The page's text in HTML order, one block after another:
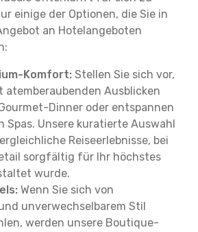
einige der Optionen, die Sie in
an Hotelangeboten
Komfort: Stellen Sie sich vor,
atemberaubenden Ausblicken
Dinner oder entspannen
Spas. Unsere kuratierte Auswahl
Reiseerlebnisse, bei
sorgfältig für Ihr höchstes
wurde.
Wenn Sie sich von
unverwechselbarem Stil
werden unsere Boutique-